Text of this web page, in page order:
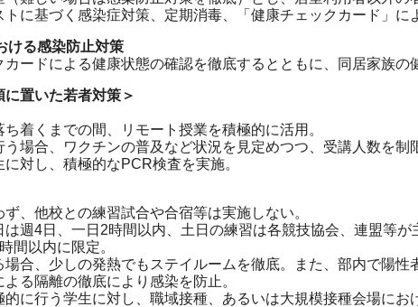
トに基づく感染症対策、定期消毒、「健康チェックカード」に
ける感染防止対策
カードによる健康状態の確認を徹底するとともに、同居家族の
に置いた若者対策＞
ち着くまでの間、リモート授業を積極的に活用。
う場合、ワクチンの普及など状況を見定めつつ、受講人数を制
に対し、積極的なPCR検査を実施。
ず、他校との練習試合や合宿等は実施しない。
は週4日、一日2時間以内、土日の練習は各競技協会、連盟等
間以内に限定。
場合、少しの発熱でもステイルームを徹底。また、部内で陽
る隔離の徹底により感染を防止。
的に行う学生に対し、職域接種、あるいは大規模接種会場にお